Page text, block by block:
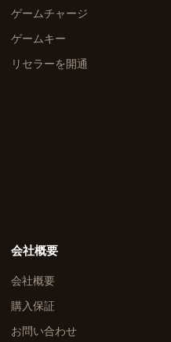
ゲームチャージ
ゲームキー
リセラーを開通
会社概要
会社概要
購入保証
お問い合わせ